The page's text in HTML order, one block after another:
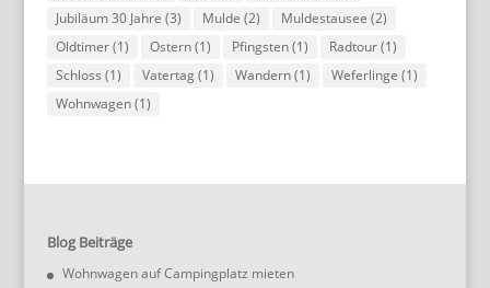
Jubiläum 30 Jahre (3) Mulde (2) Muldestausee (2)
Oldtimer(1) Ostern(1) Pfingsten(1) Radtour(1)
Schloss (1) Vatertag(1) Wandern(1) Weferlinge (1)
Wohnwagen(1)
Blog Beiträge
Wohnwagen auf Campingplatz mieten